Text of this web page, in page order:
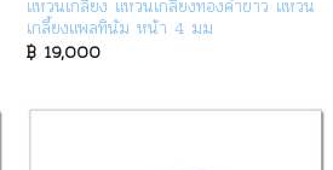
แหวนเกลี้ยง แหวนเกลี้ยงทองคำขาว แหวน
เกลี้ยงแพลทินัม หน้า 4 มม
฿ 19,000